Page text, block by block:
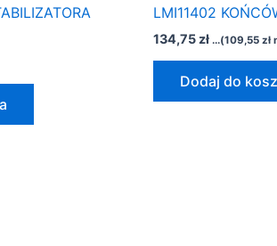
LMI11402
134,75 zł ...(109,55 zł
Dodaj do